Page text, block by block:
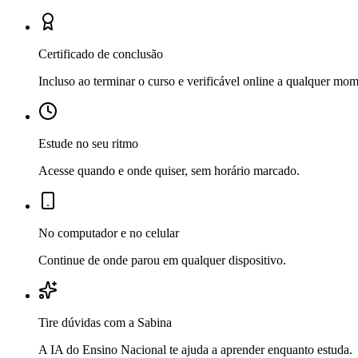
Certificado de conclusão
Incluso ao terminar o curso e verificável online a qualquer
Estude no seu ritmo
Acesse quando e onde quiser, sem horário marcado.
No computador e no celular
Continue de onde parou em qualquer dispositivo.
Tire dúvidas com a Sabina
A IA do Ensino Nacional te ajuda a aprender enquanto estuda.